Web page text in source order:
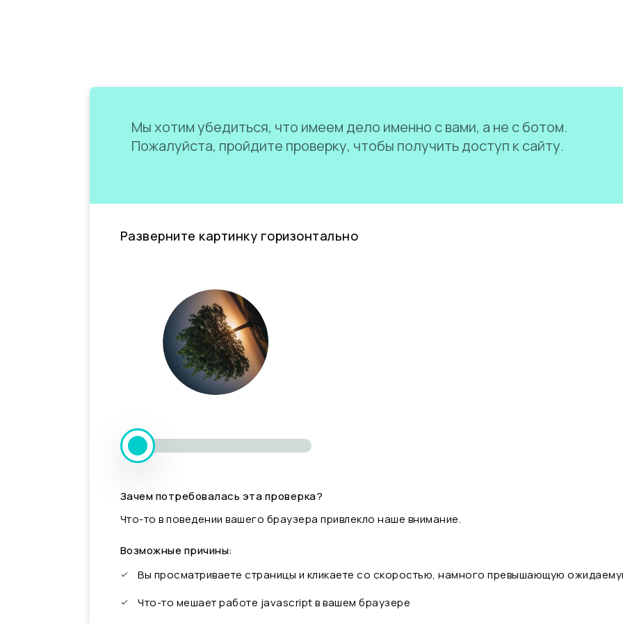
Мы хотим убедиться, что имеем дело именно с вами, а не с ботом.
Пожалуйста, пройдите проверку, чтобы получить доступ к сайту.
Разверните картинку горизонтально
Зачем потребовалась эта проверка?
Что-то в поведении вашего браузера привлекло наше внимание.
Возможные причины:
Вы просматриваете страницы и кликаете со скоростью, намного превышающую
Что-то мешает работе javascript в вашем браузере